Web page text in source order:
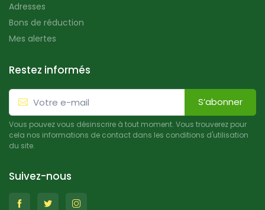
Adresses
Bons de réduction
Mes alertes
Restez informés
S’abonner
Vous pouvez vous désinscrire à tout moment. Vous trouverez pour
cela nos informations de contact dans les conditions d'utilisation
du site.
Suivez-nous